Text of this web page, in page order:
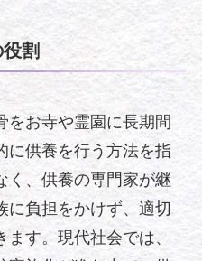
割
をお寺や霊園に長期間
に供養を行う方法を指
く、供養の専門家が継
に負担をかけず、適切
ます。現代社会では、